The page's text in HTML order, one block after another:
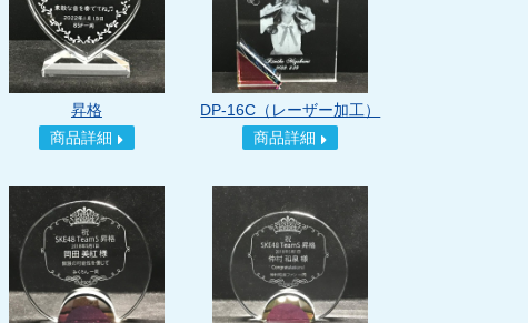
昇格
商品詳細
DP-16C（レーザー加工）
商品詳細